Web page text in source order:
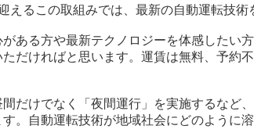
えるこの取組みでは、最新の自動運転技術
がある方や最新テクノロジーを体感したい
ただければと思います。運賃は無料、予約
間だけでなく「夜間運行」を実施するなど
。自動運転技術が地域社会にどのように